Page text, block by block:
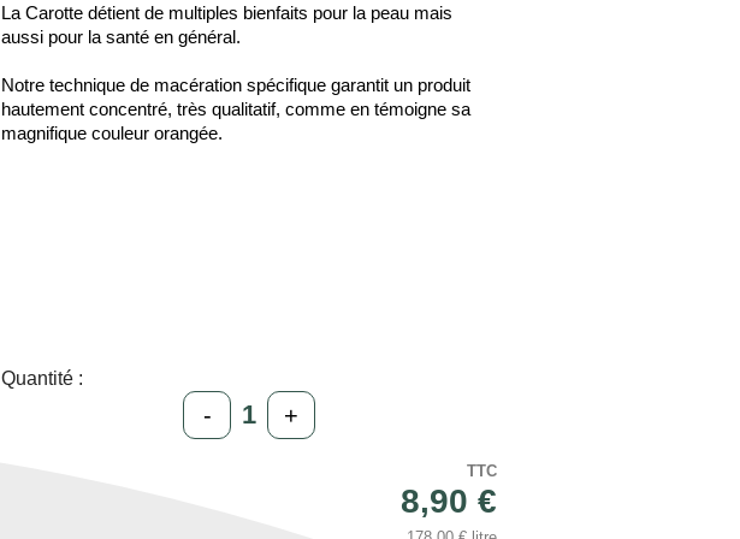
La Carotte détient de multiples bienfaits pour la peau mais
aussi pour la santé en général.
Notre technique de macération spécifique garantit un produit
hautement concentré, très qualitatif, comme en témoigne sa
magnifique couleur orangée.
Quantité :
- +
TTC
8,90 €